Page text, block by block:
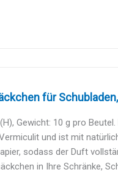
für
Gewicht: 10 g pro Beutel.
und ist mit
sodass der Duft
in Ihre Schränke,